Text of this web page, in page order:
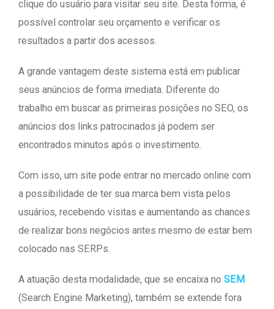
clique do usuário para visitar seu site. Desta forma, é
possível controlar seu orçamento e verificar os
resultados a partir dos acessos.
A grande vantagem deste sistema está em publicar
seus anúncios de forma imediata. Diferente do
trabalho em buscar as primeiras posições no SEO, os
anúncios dos links patrocinados já podem ser
encontrados minutos após o investimento.
Com isso, um site pode entrar no mercado online com
a possibilidade de ter sua marca bem vista pelos
usuários, recebendo visitas e aumentando as chances
de realizar bons negócios antes mesmo de estar bem
colocado nas SERPs.
A atuação desta modalidade, que se encaixa no SEM
(Search Engine Marketing), também se extende fora